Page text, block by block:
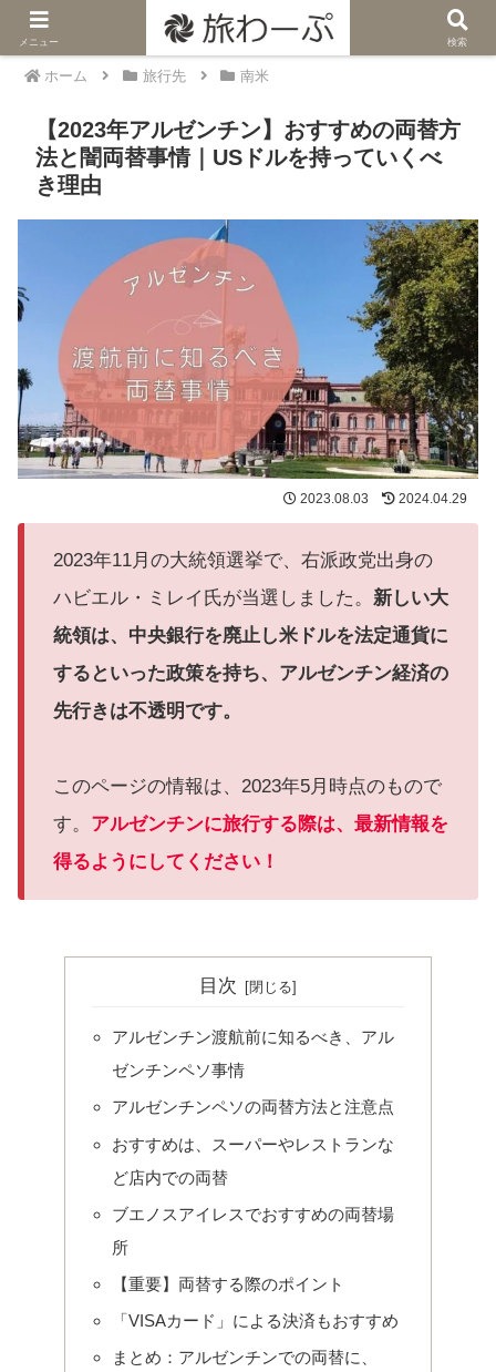
ホーム 旅行先 南米
【2023年アルゼンチン】おすすめの両替方
法と闇両替事情｜USドルを持っていくべ
き理由
2023.08.03 2024.04.29
2023年11月の大統領選挙で、右派政党出身の
ハビエル・ミレイ氏が当選しました。 新しい大
統領は、中央銀行を廃止し米ドルを法定通貨に
するといった政策を持ち、アルゼンチン経済の
先行きは不透明です。
このページの情報は、2023年5月時点のもので
す。 アルゼンチンに旅行する際は、最新情報を
得るようにしてください！
目次
アルゼンチン渡航前に知るべき、アル
ゼンチンペソ事情
アルゼンチンペソの両替方法と注意点
おすすめは、スーパーやレストランな
ど店内での両替
ブエノスアイレスでおすすめの両替場
所
【重要】両替する際のポイント
「VISAカード」による決済もおすすめ
まとめ：アルゼンチンでの両替に、
メニュー 検索